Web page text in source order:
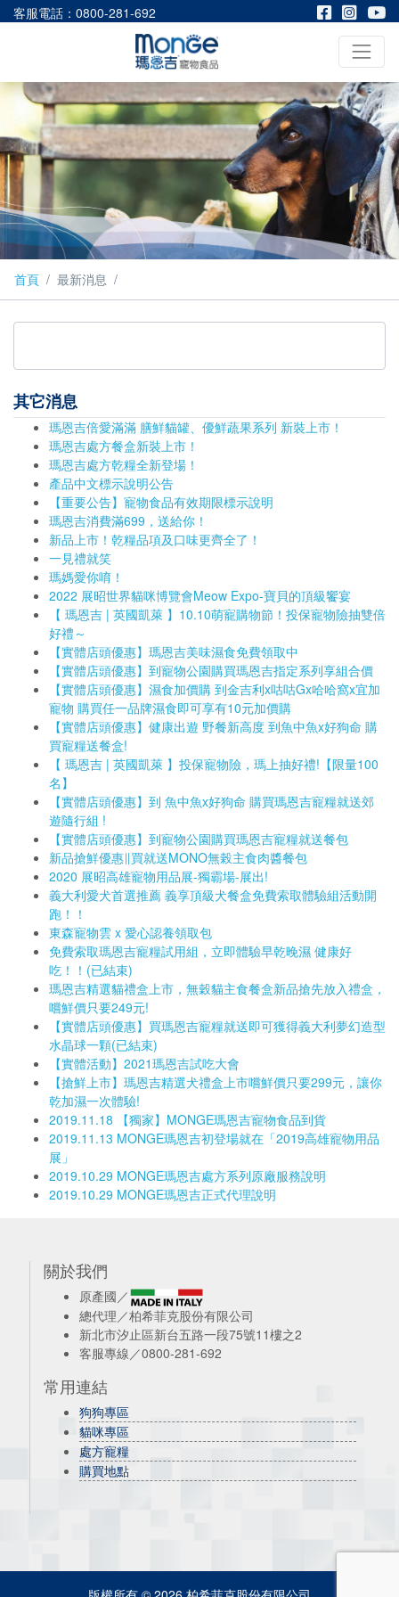
客服電話：0800-281-692
首頁 最新消息
其它消息
瑪恩吉倍愛滿滿 膳鮮貓罐、優鮮蔬果系列 新裝上市！
瑪恩吉處方餐盒新裝上市！
瑪恩吉處方乾糧全新登場！
產品中文標示說明公告
【重要公告】寵物食品有效期限標示說明
瑪恩吉消費滿699，送給你！
新品上市！乾糧品項及口味更齊全了！
一見禮就笑
瑪媽愛你唷！
2022 展昭世界貓咪博覽會Meow Expo-寶貝的頂級饗宴
【 瑪恩吉 | 英國凱萊 】10.10萌寵購物節！投保寵物險抽雙倍
好禮～
【實體店頭優惠】瑪恩吉美味濕食免費領取中
【實體店頭優惠】到寵物公園購買瑪恩吉指定系列享組合價
【實體店頭優惠】濕食加價購 到金吉利x咕咕Gx哈哈窩x宜加
寵物 購買任一品牌濕食即可享有10元加價購
【實體店頭優惠】健康出遊 野餐新高度 到魚中魚x好狗命 購
買寵糧送餐盒!
【 瑪恩吉 | 英國凱萊 】投保寵物險，瑪上抽好禮!【限量100
名】
【實體店頭優惠】到 魚中魚x好狗命 購買瑪恩吉寵糧就送郊
遊隨行組 !
【實體店頭優惠】到寵物公園購買瑪恩吉寵糧就送餐包
新品搶鮮優惠∥買就送MONO無榖主食肉醬餐包
2020 展昭高雄寵物用品展-獨霸場-展出!
義大利愛犬首選推薦 義享頂級犬餐盒免費索取體驗組活動開
跑！！
東森寵物雲 x 愛心認養領取包
免費索取瑪恩吉寵糧試用組，立即體驗早乾晚濕 健康好
吃！！(已結束)
瑪恩吉精選貓禮盒上市，無穀貓主食餐盒新品搶先放入禮盒，
嚐鮮價只要249元!
【實體店頭優惠】買瑪恩吉寵糧就送即可獲得義大利夢幻造型
水晶球一顆(已結束)
【實體活動】2021瑪恩吉試吃大會
【搶鮮上市】瑪恩吉精選犬禮盒上市嚐鮮價只要299元，讓你
乾加濕一次體驗!
2019.11.18 【獨家】MONGE瑪恩吉寵物食品到貨
2019.11.13 MONGE瑪恩吉初登場就在「2019高雄寵物用品
展」
2019.10.29 MONGE瑪恩吉處方系列原廠服務說明
2019.10.29 MONGE瑪恩吉正式代理說明
關於我們
原產國／
總代理／柏希菲克股份有限公司
新北市汐止區新台五路一段75號11樓之2
客服專線／0800-281-692
常用連結
狗狗專區
貓咪專區
處方寵糧
購買地點